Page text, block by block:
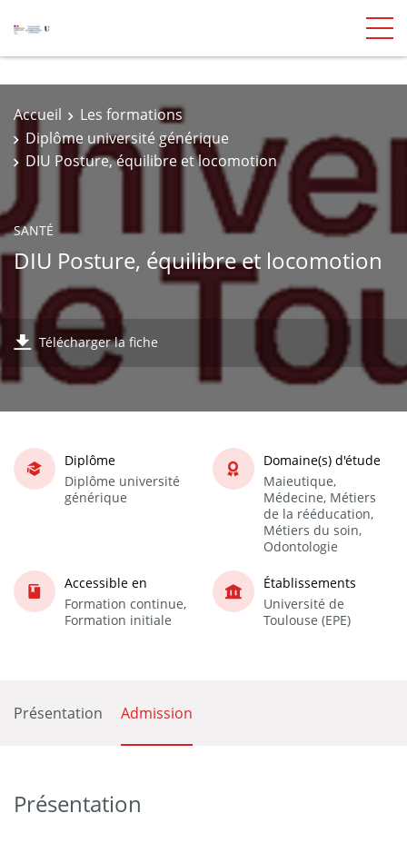
Accueil
Les formations
Diplôme université générique
DIU Posture, équilibre et locomotion
SANTÉ
DIU Posture, équilibre et locomotion
Télécharger la fiche
Diplôme
Diplôme université
générique
Domaine(s) d'étude
Maieutique,
Médecine, Métiers
de la rééducation,
Métiers du soin,
Odontologie
Accessible en
Formation continue,
Formation initiale
Établissements
Université de
Toulouse (EPE)
Présentation Admission
Présentation